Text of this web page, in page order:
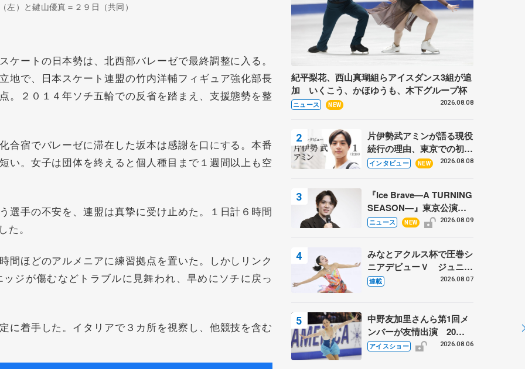
）と鍵山優真＝２９日（共同）
ケートの日本勢は、北西部バレーゼで最終調整に入る。
地で、日本スケート連盟の竹内洋輔フィギュア強化部長
。２０１４年ソチ五輪での反省を踏まえ、支援態勢を整
宿でバレーゼに滞在した坂本は感謝を口にする。本番
い。女子は団体を終えると個人種目まで１週間以上も空
手の不安を、連盟は真摯に受け止めた。１日計６時間
。
ほどのアルメニアに練習拠点を置いた。しかしリンク
ジが傷むなどトラブルに見舞われ、早めにソチに戻っ
着手した。イタリアで３カ所を視察し、他競技を含む
紀平梨花、西山真瑚組らアイスダンス3組が追
加 いくこう、かほゆうも、木下グループ杯
ニュース NEW 2026.08.08
片伊勢武アミンが語る現役
続行の理由、東京での初め
ての一人暮らし 注目スケ
インタビュー NEW 2026.08.08
『Ice Brave―A TURNING
SEASON―』東京公演が
開幕、宇野昌磨の『Ice
ニュース NEW 2026.08.09
みなとアクルス杯で圧巻シ
ニアデビューＶ ジュニア
で４シーズン無敗の島田麻
連載 2026.08.07
中野友加里さんら第1回メ
ンバーが友情出演 20周
年の「フレンズオンアイ
アイスショー 2026.08.06